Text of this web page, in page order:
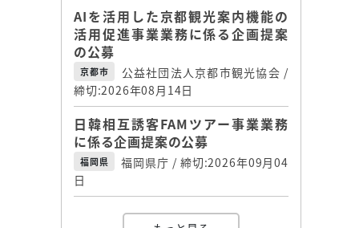
AIを活用した京都観光案内機能の
活用促進事業業務に係る企画提案
の公募
京都市
公益社団法人京都市観光協会 /
締切:2026年08月14日
日韓相互誘客FAMツアー事業業務
に係る企画提案の公募
福岡県
福岡県庁 / 締切:2026年09月04
日